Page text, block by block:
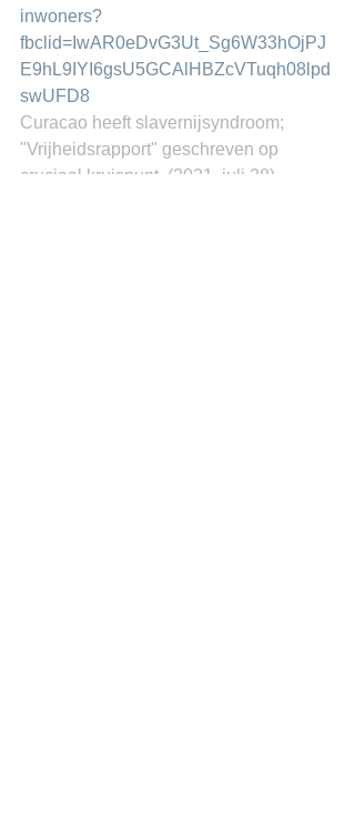
inwoners?
fbclid=IwAR0eDvG3Ut_Sg6W33hOjPJ
E9hL9IYI6gsU5GCAlHBZcVTuqh08lpd
swUFD8
Curacao heeft slavernijsyndroom;
"Vrijheidsrapport" geschreven op
cruciaal kruispunt. (2021, juli 28).